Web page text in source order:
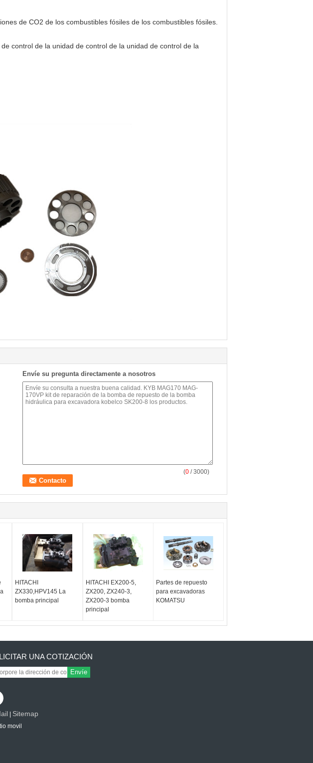
de CO2 de los combustibles fósiles de los combustibles fósiles.
control de la unidad de control de la unidad de control de la
Envíe su pregunta directamente a nosotros
(0 / 3000)
HITACHI
ZX330,HPV145 La
bomba principal
HITACHI EX200-5,
ZX200, ZX240-3,
ZX200-3 bomba
principal
Partes de repuesto
para excavadoras
KOMATSU
UNA COTIZACIÓN
Envíe
Sitemap
movil